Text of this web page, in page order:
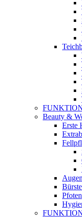
Beauty &
Erste